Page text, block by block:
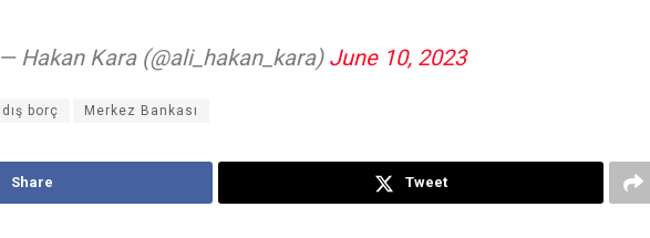
— Hakan Kara (@ali_hakan_kara) June 10, 2023
dış borç Merkez Bankası
Share Tweet